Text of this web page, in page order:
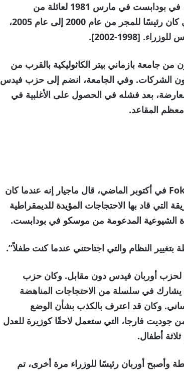
ولد بيتر ماجيار، واسم عائلته يعني حرفيا المجرية، في بودابست في مارس 1981 لعائلة من
المحامين. وهو أيضًا ابن شقيق فيرينك مادل، الذي كان رئيسًا للمجر من عام 2000 إلى عام 2005،
[1998-2002].
جامعة بازماني بيتر الكاثوليكية بالقرب من
المهنية في قانون الشركات. وفي الجامعة، انضم إلى حزب فيدس
بعد فشله في الحصول على الأغلبية في
في البودكاست المجري Fokuszcsoport في أكتوبر الماضي، قال ماجيار إنه عندما كان
التي قاد بها الاحتجاجات المؤيدة للديمقراطية
النظام والتي اجتاحتني عندما كنت طفلاً”.
القانونية لحزب أوربان فيدس دون مقابل. وكان حزب
في سلسلة من الاحتجاجات المناهضة
وكان قد اعترف بالكذب بشأن الوضع
جوديت فارجا، التي ستعمل لاحقًا كوزيرة للعدل
وأصبح أوربان رئيسًا للوزراء مرة أخرى، تم